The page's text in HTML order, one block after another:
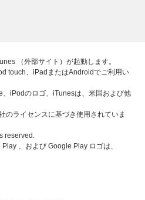
（外部サイト）が起動します。
touch、iPadまたはAndroidでご利用い
、iPodのロゴ、iTunesは、米国および他
のライセンスに基づき使用されていま
reserved.
、および Google Play ロゴは、